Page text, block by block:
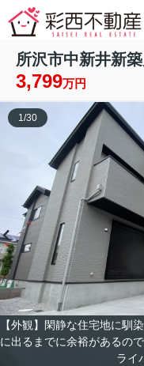
所沢市中新井新
3,799万円
【外観】閑静な住宅地に馴
に出るまでに余裕があるの
ライ
1/30